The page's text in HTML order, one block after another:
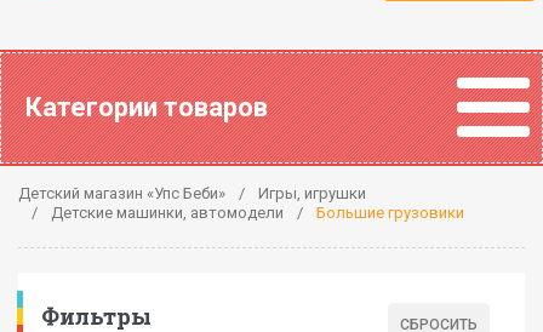
Категории товаров
Детский магазин «Упс Беби»
Игры, игрушки
Детские машинки, автомодели
Большие грузовики
Фильтры